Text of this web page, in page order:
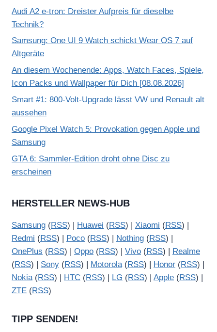
Audi A2 e-tron: Dreister Aufpreis für dieselbe
Technik?
Samsung: One UI 9 Watch schickt Wear OS 7 auf
Altgeräte
An diesem Wochenende: Apps, Watch Faces, Spiele,
Icon Packs und Wallpaper für Dich [08.08.2026]
Smart #1: 800-Volt-Upgrade lässt VW und Renault alt
aussehen
Google Pixel Watch 5: Provokation gegen Apple und
Samsung
GTA 6: Sammler-Edition droht ohne Disc zu
erscheinen
HERSTELLER NEWS-HUB
Samsung (RSS) | Huawei (RSS) | Xiaomi (RSS) |
Redmi (RSS) | Poco (RSS) | Nothing (RSS) |
OnePlus (RSS) | Oppo (RSS) | Vivo (RSS) |
Realme
(RSS) | Sony (RSS) | Motorola(RSS) | Honor (RSS) |
Nokia(RSS) | HTC (RSS) | LG (RSS) | Apple (RSS) |
ZTE (RSS)
TIPP SENDEN!